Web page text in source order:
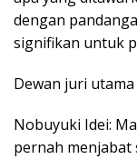
dengan
signifikan untuk
Dewan juri
Nobuyuki Idei:
pernah menjabat